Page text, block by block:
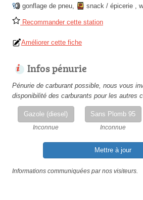
gonflage de pneu, snack / épicerie ,
Recommander cette station
Améliorer cette fiche
Infos pénurie
Pénurie de carburant possible, nous vous
disponibilité des carburants pour les autres
Gazole (diesel)
Inconnue
Sans Plomb 95
Inconnue
Mettre à jour
Informations communiquées par nos visiteurs.